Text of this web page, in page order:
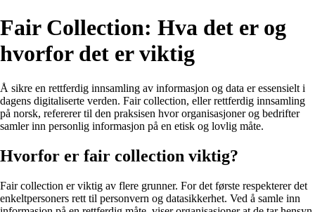
Fair Collection: Hva det er og
hvorfor det er viktig
Å sikre en rettferdig innsamling av informasjon og data er essensielt i
dagens digitaliserte verden. Fair collection, eller rettferdig innsamling
på norsk, refererer til den praksisen hvor organisasjoner og bedrifter
samler inn personlig informasjon på en etisk og lovlig måte.
Hvorfor er fair collection viktig?
Fair collection er viktig av flere grunner. For det første respekterer det
enkeltpersoners rett til personvern og datasikkerhet. Ved å samle inn